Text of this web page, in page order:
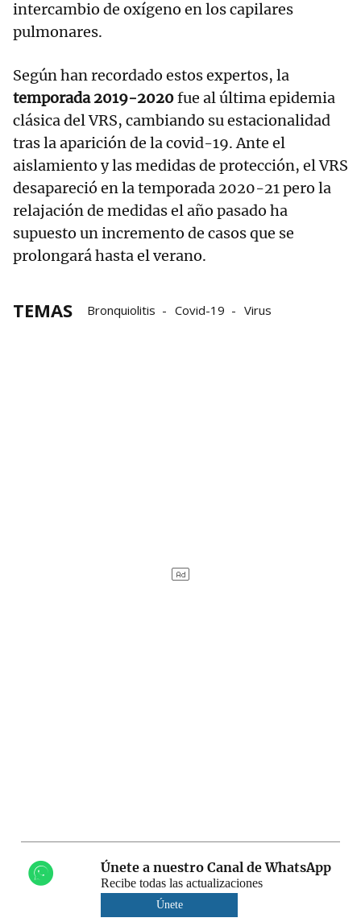
intercambio de oxígeno en los capilares
pulmonares.
Según han recordado estos expertos, la
temporada 2019-2020fue al última epidemia
clásica del VRS, cambiando su estacionalidad
tras la aparición de la covid-19. Ante el
aislamiento y las medidas de protección, el VRS
desapareció en la temporada 2020-21 pero la
relajación de medidas el año pasado ha
supuesto un incremento de casos que se
prolongará hasta el verano.
TEMAS Bronquiolitis Covid-19 Virus
Únete a nuestro Canal de WhatsApp
Recibe todas las actualizaciones
Únete